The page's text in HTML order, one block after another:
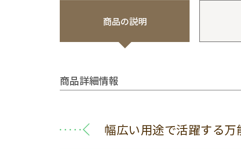
商品の説明
商品詳細情報
幅広い用途で活躍する万